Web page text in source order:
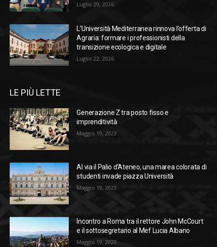
Luglio 29, 2026
L’Università Mediterranea rinnova l’offerta di
Agraria: formare i professionisti della
transizione ecologica e digitale
Luglio 22, 2026
LE PIÙ LETTE
Generazione Z tra posto fisso e
imprenditività
Maggio 19, 2023
Al via il Palio d’Ateneo, una marea colorata di
studenti invade piazza Università
Maggio 19, 2023
Incontro a Roma tra il rettore John McCourt
e il sottosegretario al Mef Lucia Albano
Maggio 19, 2023